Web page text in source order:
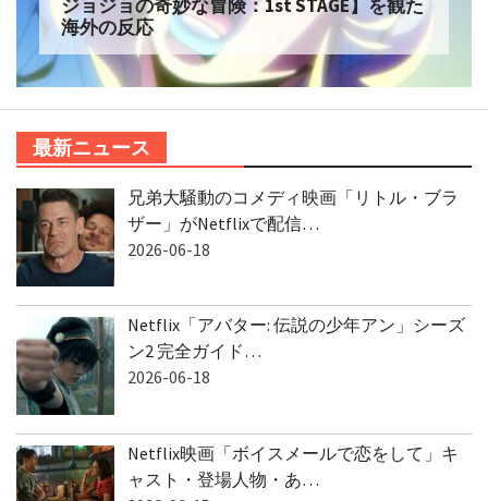
Netflix実写【ONE PIECE】シーズン2 を観た
海外の反応
最新ニュース
兄弟大騒動のコメディ映画「リトル・ブラ
ザー」がNetflixで配信…
2026-06-18
Netflix「アバター: 伝説の少年アン」シーズ
ン2 完全ガイド…
2026-06-18
Netflix映画「ボイスメールで恋をして」キ
ャスト・登場人物・あ…